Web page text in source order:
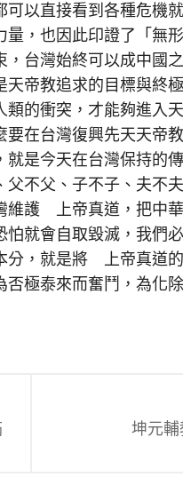
以直接看到各種危機
，也因此印證了「無
台灣始終可以成中國
帝教追求的目標與終
的衝突，才能夠進入
要在台灣復興先天天
是今天在台灣保持的
父不父、子不子、夫
維護 上帝真道，把中
就會自取毀滅，我們
分，就是將 上帝真道
極泰來而奮鬥，為化
坤元